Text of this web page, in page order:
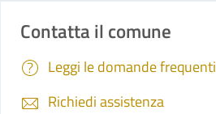
Contatta il comune
Leggi le domande frequenti
Richiedi assistenza